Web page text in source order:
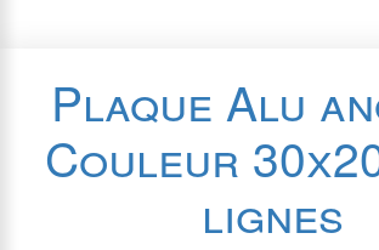
Plaque Alu
Couleur
lignes